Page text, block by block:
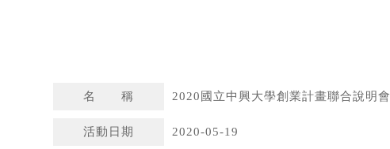
名 稱 2020國立中興大學創業計畫聯合說明會
活動日期 2020-05-19